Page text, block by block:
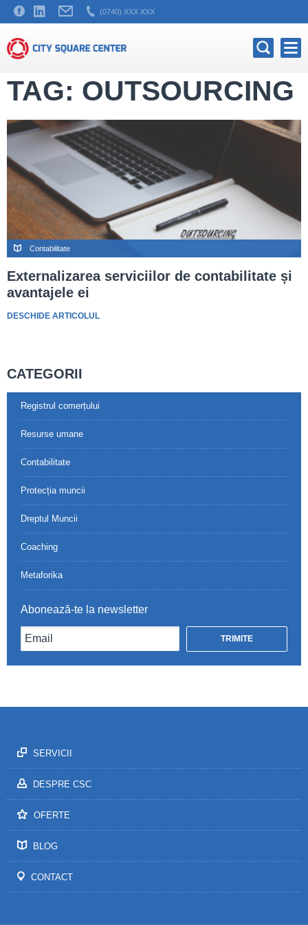
(0740) XXX XXX
TAG: OUTSOURCING
Contabilitate
Externalizarea serviciilor de contabilitate și
avantajele ei
DESCHIDE ARTICOLUL
CATEGORII
Registrul comerțului
Resurse umane
Contabilitate
Protecția muncii
Dreptul Muncii
Coaching
Metaforika
Abonează-te la newsletter
SERVICII
DESPRE CSC
OFERTE
BLOG
CONTACT